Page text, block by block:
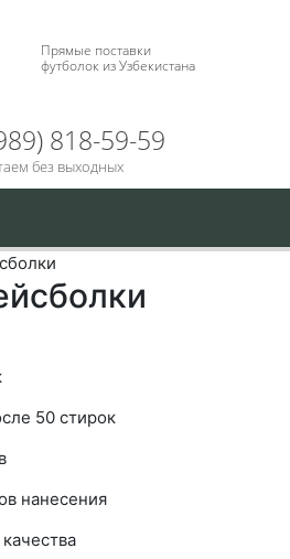
Прямые поставки
футболок из Узбекистана
818-59-59
без выходных
50 стирок
нанесения